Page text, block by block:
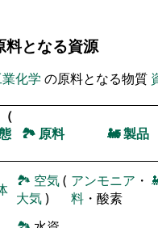
料となる資源
化学 の原料となる物質
（
🏞 原料 🚂製品
🏞 空気(
大気)
アンモニア ・
料 ・酸素